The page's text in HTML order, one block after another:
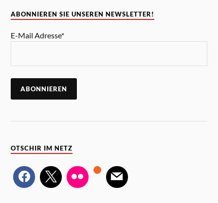
ABONNIEREN SIE UNSEREN NEWSLETTER!
E-Mail Adresse*
OTSCHIR IM NETZ